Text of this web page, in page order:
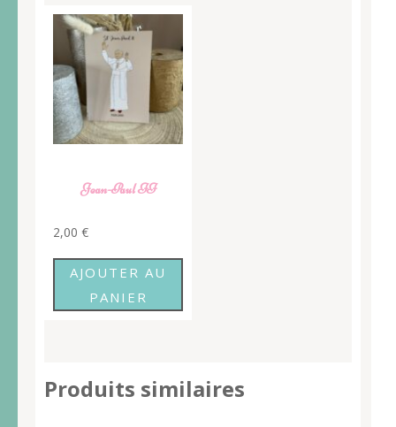
Jean-Paul II
2,00 €
AJOUTER AU
PANIER
Produits similaires